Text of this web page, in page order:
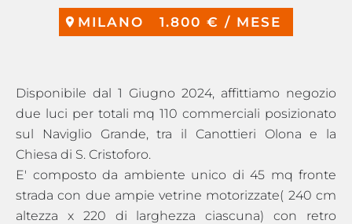
MILANO 1.800 € / MESE
Disponibile dal 1 Giugno 2024, affittiamo negozio
due luci per totali mq 110 commerciali posizionato
sul Naviglio Grande, tra il Canottieri Olona e la
Chiesa di S. Cristoforo.
E' composto da ambiente unico di 45 mq fronte
strada con due ampie vetrine motorizzate( 240 cm
altezza x 220 di larghezza ciascuna) con retro